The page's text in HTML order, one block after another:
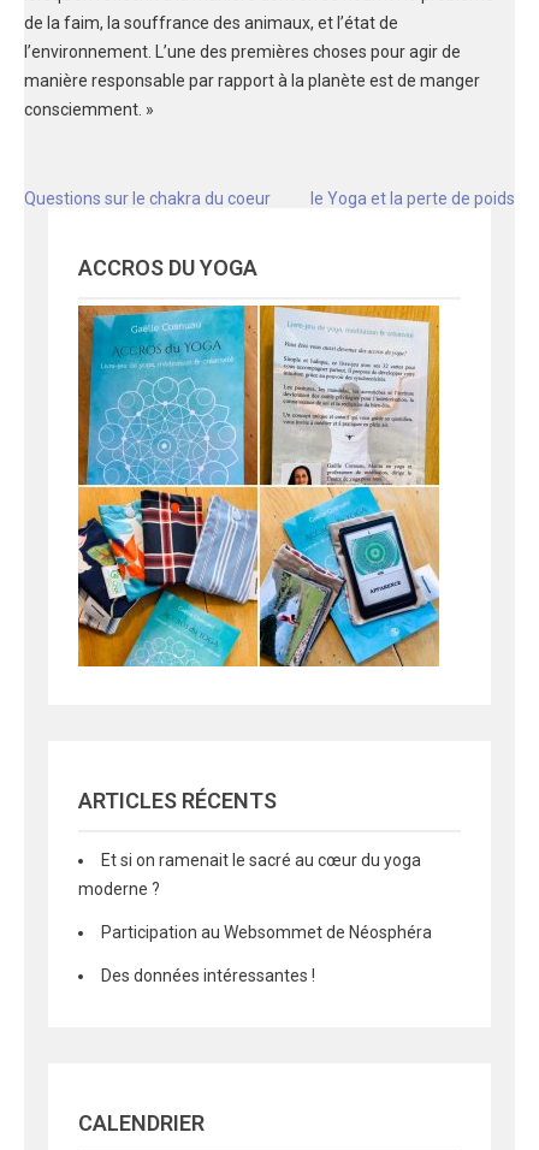
de la faim, la souffrance des animaux, et l’état de
l’environnement. L’une des premières choses pour agir de
manière responsable par rapport à la planète est de manger
consciemment. »
Navigation
l'article
Questions sur le chakra du coeur le Yoga et la perte de poids
ACCROS DU YOGA
ARTICLES RÉCENTS
Et si on ramenait le sacré au cœur du yoga
moderne ?
Participation au Websommet de Néosphéra
Des données intéressantes !
CALENDRIER